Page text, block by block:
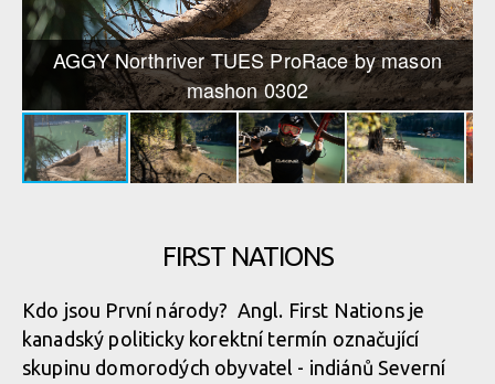
AGGY Northriver TUES ProRace by mason
mashon 0302
FIRST NATIONS
Kdo jsou První národy? Angl. First Nations je
kanadský politicky korektní termín označující
skupinu domorodých obyvatel - indiánů Severní